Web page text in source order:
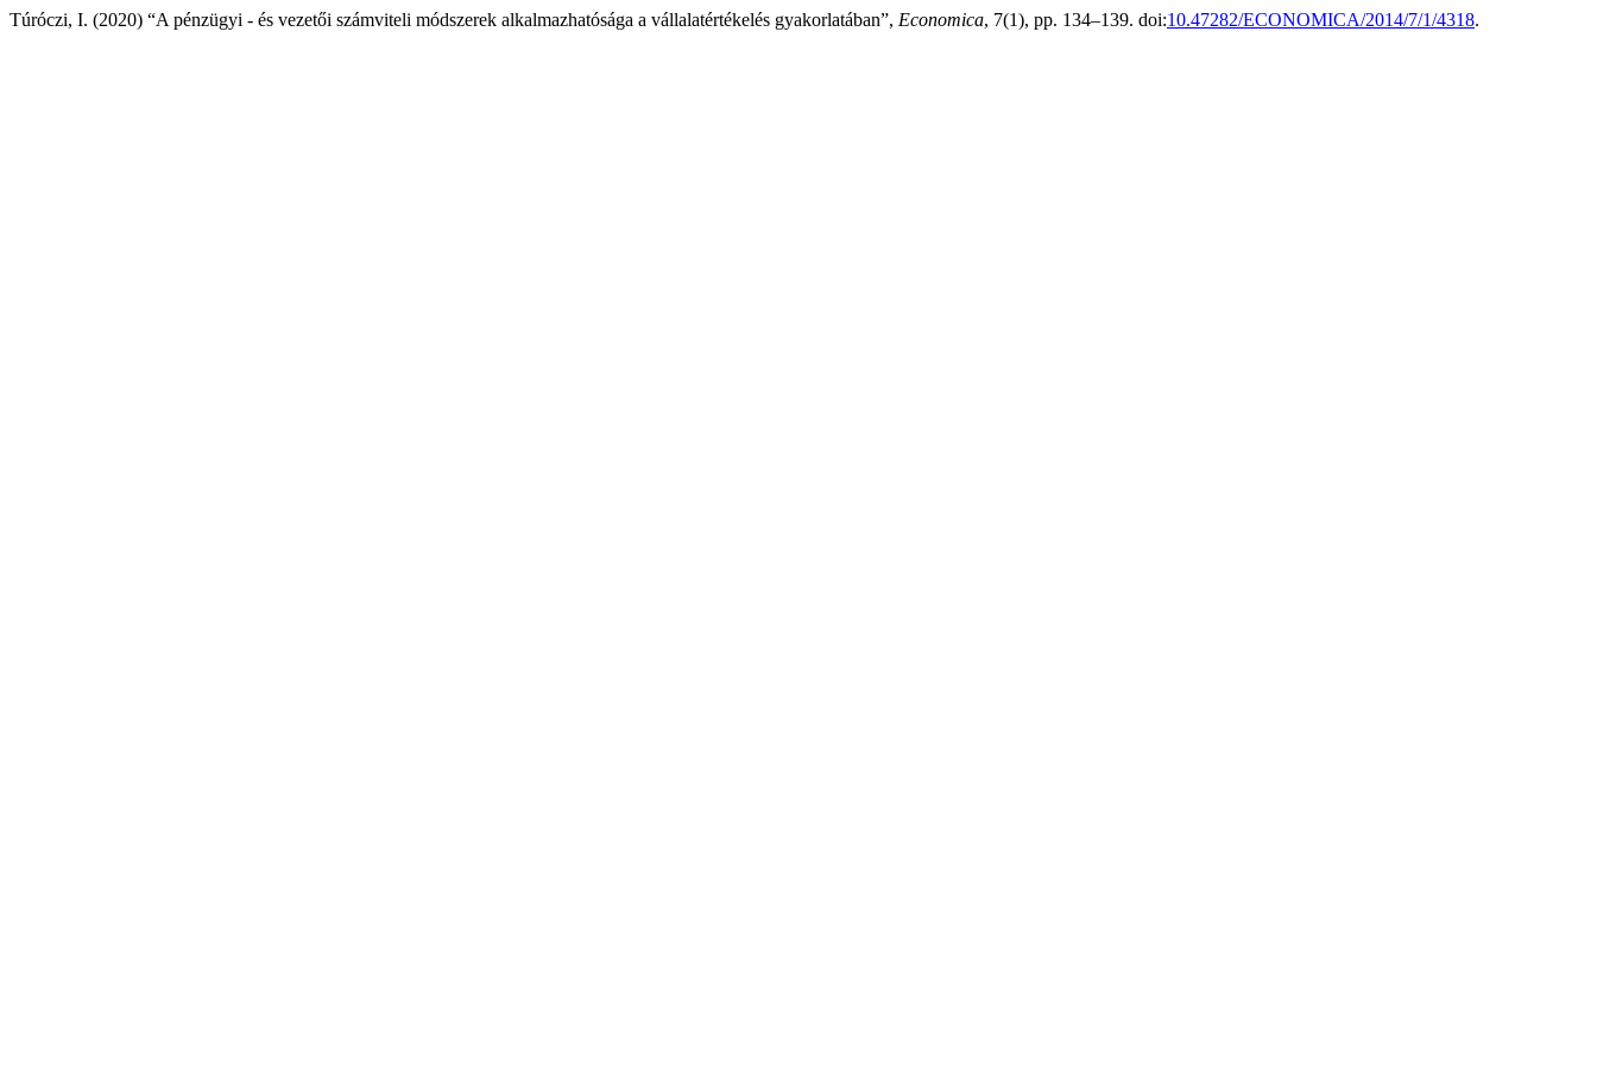
Túróczi, I. (2020) “A pénzügyi - és vezetői számviteli módszerek alkalmazhatósága a vállalatértékelés gyakorlatában”, Economica, 7(1), pp. 134–139. doi:10.47282/ECONOMICA/2014/7/1/4318.